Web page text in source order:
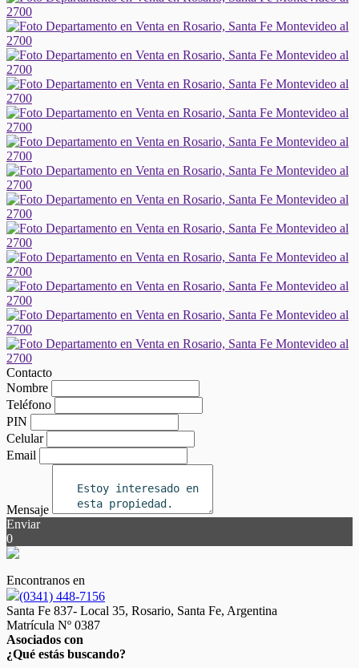
Contacto
Nombre
Teléfono
PIN
Celular
Email
Mensaje
Enviar
0
Encontranos en
(0341) 448-7156
Santa Fe 837- Local 35, Rosario, Santa Fe, Argentina
Matrícula Nº 0387
Asociados con
¿Qué estás buscando?